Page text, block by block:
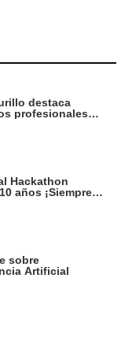
destaca
profesionales
Hackathon
años ¡Siempre
sobre
Artificial